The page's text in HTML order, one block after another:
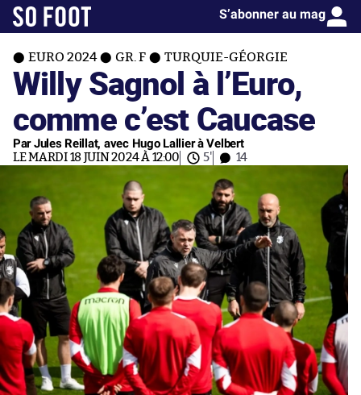
S’abonner au mag
EURO 2024 GR. F TURQUIE-GÉORGIE
Willy Sagnol à l’Euro,
comme c’est Caucase
Par Jules Reillat, avec Hugo Lallier à Velbert
LE MARDI 18 JUIN 2024 À 12:00 5' 14